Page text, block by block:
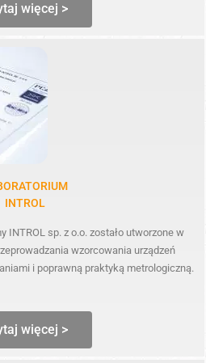
więcej >
INTROL
INTROL sp. z o.o. zostało utworzone w
wzorcowania urządzeń
i poprawną praktyką metrologiczną.
więcej >